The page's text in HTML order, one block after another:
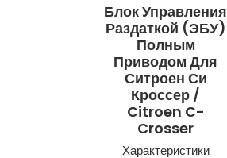
Блок Управления
Раздаткой (ЭБУ)
Полным
Приводом Для
Ситроен Си
Кроссер /
Citroen C-
Crosser
Характеристики